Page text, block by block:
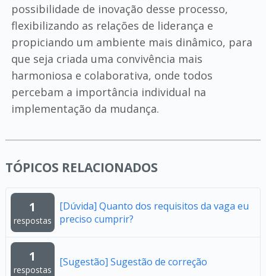
possibilidade de inovação desse processo,
flexibilizando as relações de liderança e
propiciando um ambiente mais dinâmico, para
que seja criada uma convivência mais
harmoniosa e colaborativa, onde todos
percebam a importância individual na
implementação da mudança.
TÓPICOS RELACIONADOS
1
respostas
[Dúvida] Quanto dos requisitos da vaga eu
preciso cumprir?
1
respostas
[Sugestão] Sugestão de correção